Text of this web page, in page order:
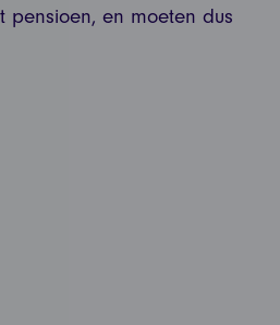
en moeten dus